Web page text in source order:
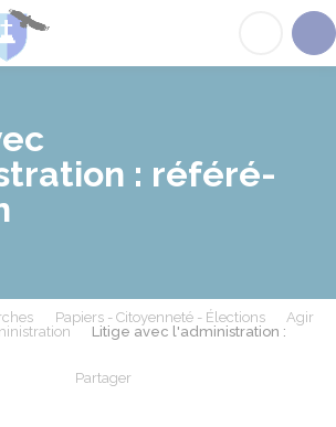
: référé-
Papiers - Citoyenneté - Élections
Agir
Litige avec l'administration :
Partager